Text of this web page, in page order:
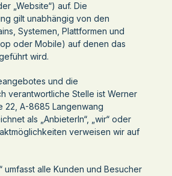
„Website“) auf. Die
gilt unabhängig von den
Systemen, Plattformen und
oder Mobile) auf denen das
wird.
und die
verantwortliche Stelle ist Werner
22, A-8685 Langenwang
als „AnbieterIn“, „wir“ oder
verweisen wir auf
umfasst alle Kunden und Besucher